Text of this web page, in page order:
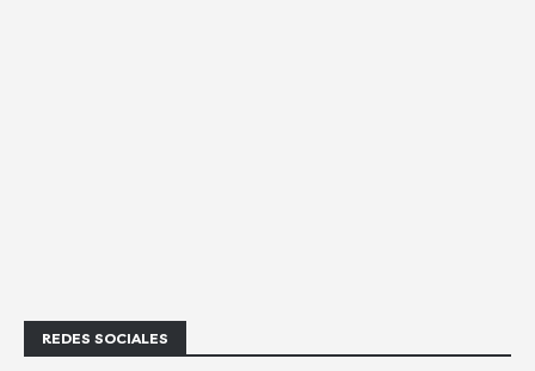
REDES SOCIALES